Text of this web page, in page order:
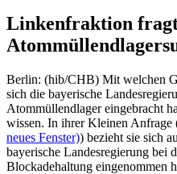
Linkenfraktion
Berlin: (hib/CHB) Mit welchen
sich die bayerische
Atommüllendlager eingebracht
wissen. In ihrer Kleinen Anfrage
neues Fenster)) bezieht sie sich
bayerische Landesregierung bei
Blockadehaltung eingenommen